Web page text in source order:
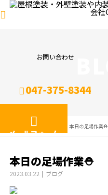
お問い合わせ
047-375-8344
メールフォーム
ブログ 本日の足場作業⛑
本日の足場作業⛑
2023.03.22 ブログ